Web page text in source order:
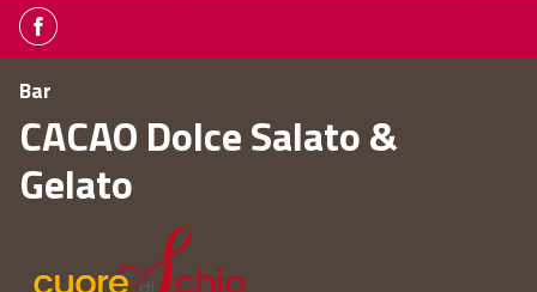
Bar
CACAO Dolce Salato &
Gelato